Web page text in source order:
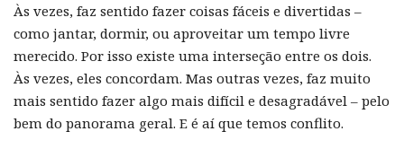
Às vezes, faz sentido fazer coisas fáceis e divertidas –
como jantar, dormir, ou aproveitar um tempo livre
merecido. Por isso existe uma interseção entre os dois.
Às vezes, eles concordam. Mas outras vezes, faz muito
mais sentido fazer algo mais difícil e desagradável – pelo
bem do panorama geral. E é aí que temos conflito.